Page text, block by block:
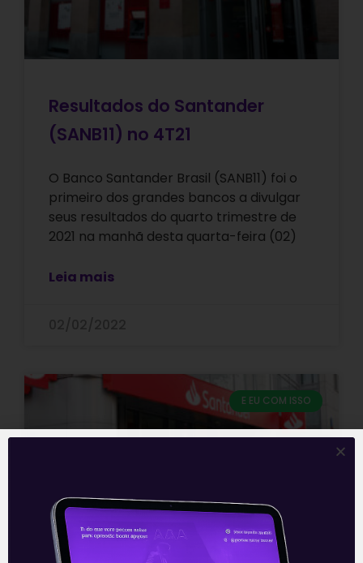
Resultados do Santander
(SANB11) no 4T21
O Banco Santander Brasil (SANB11) foi o
primeiro dos grandes bancos a divulgar
seus resultados do quarto trimestre de
2021 na manhã desta quarta-feira (02)
Leia mais
E EU COM ISSO